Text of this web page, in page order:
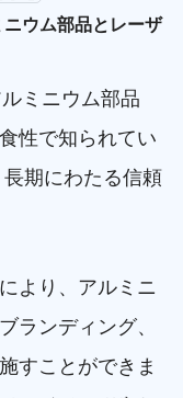
ウム部品とレーザ
ミニウム部品
性で知られてい
期にわたる信頼
より、アルミニ
ランディング、
すことができま